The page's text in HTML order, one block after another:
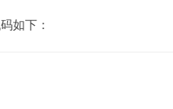
如下：